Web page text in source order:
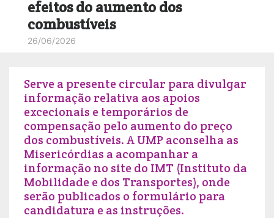
efeitos do aumento dos
combustíveis
26/06/2026
Serve a presente circular para divulgar
informação relativa aos apoios
excecionais e temporários de
compensação pelo aumento do preço
dos combustíveis. A UMP aconselha as
Misericórdias a acompanhar a
informação no site do IMT (Instituto da
Mobilidade e dos Transportes), onde
serão publicados o formulário para
candidatura e as instruções.